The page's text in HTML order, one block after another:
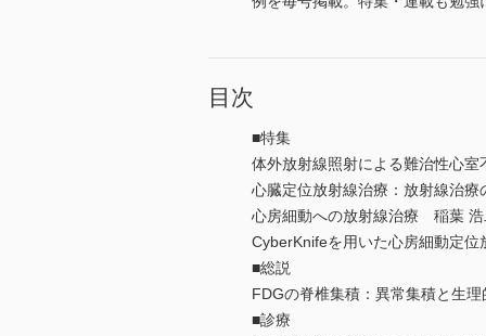
目次
■特集
体外放射線照射による難治性心
心臓定位放射線治療：放射線治
心房細動への放射線治療 稲葉 浩
CyberKnifeを用いた心房細動定
■総説
FDGの脊椎集積：異常集積と生
■診療